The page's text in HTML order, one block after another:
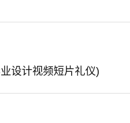
设计视频短片礼仪)